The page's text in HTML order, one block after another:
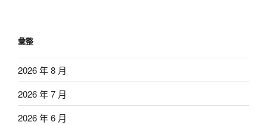
彙整
2026 年 8 月
2026 年 7 月
2026 年 6 月